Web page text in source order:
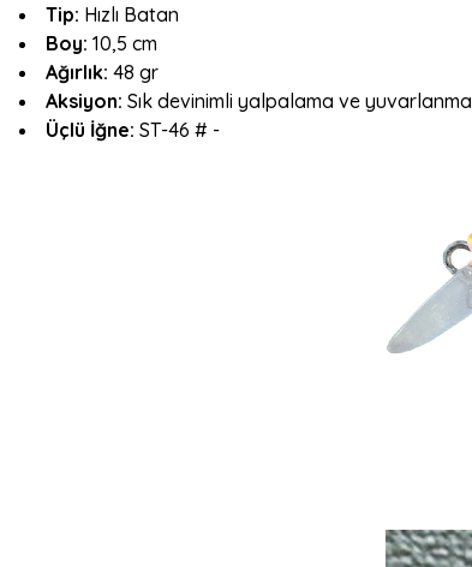
Tip: Hızlı Batan
Boy: 10,5 cm
Ağırlık: 48 gr
Aksiyon: Sık devinimli yalpalama ve yuvarlanma
Üçlü İğne: ST-46 # -